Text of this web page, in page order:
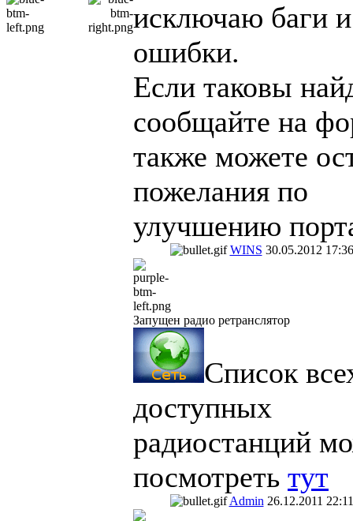
исключаю баги и
ошибки.
Если таковы
сообщайте на
также можете
пожелания по
улучшению
WINS 30.05.2012
Запущен радио ретранслятор
Список
доступных
радиостанций
посмотреть тут
Admin 26.12.2011